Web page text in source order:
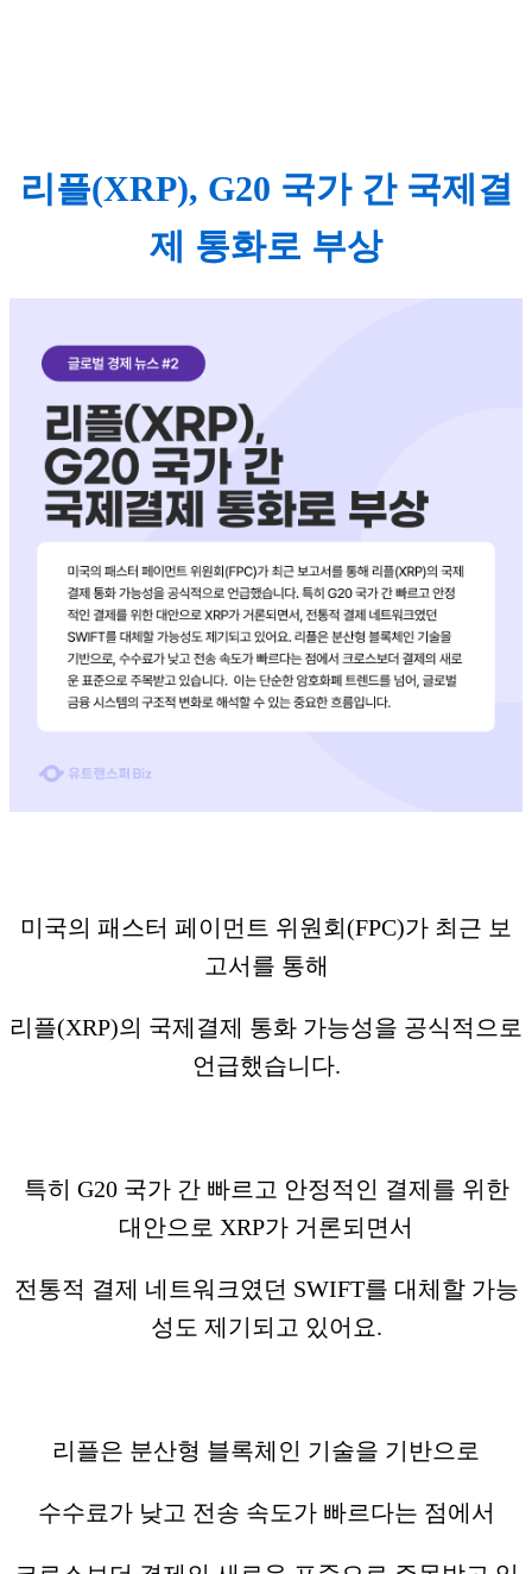
리플(XRP), G20 국가 간 국제결
제 통화로 부상
미국의 패스터 페이먼트 위원회(FPC)가 최근 보
고서를 통해
리플(XRP)의 국제결제 통화 가능성을 공식적으로
언급했습니다.
특히 G20 국가 간 빠르고 안정적인 결제를 위한
대안으로 XRP가 거론되면서
전통적 결제 네트워크였던 SWIFT를 대체할 가능
성도 제기되고 있어요.
리플은 분산형 블록체인 기술을 기반으로
수수료가 낮고 전송 속도가 빠르다는 점에서